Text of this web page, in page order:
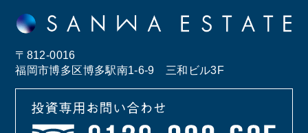
〒812-0016
福岡市博多区博多駅南1-6-9 三和ビル3F